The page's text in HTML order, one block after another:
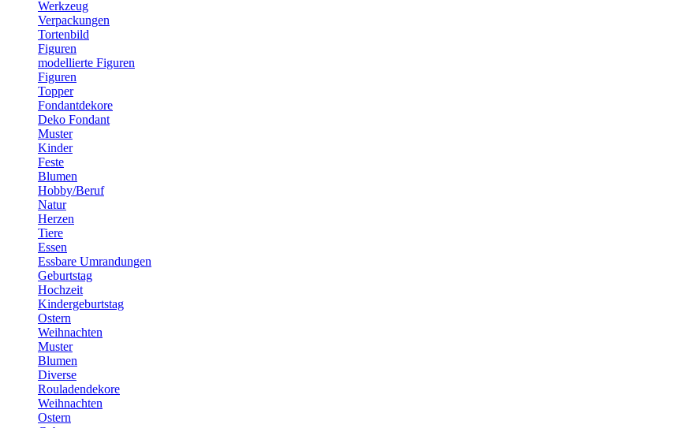
Werkzeug
Verpackungen
Tortenbild
Figuren
modellierte Figuren
Figuren
Topper
Fondantdekore
Deko Fondant
Muster
Kinder
Feste
Blumen
Hobby/Beruf
Natur
Herzen
Tiere
Essen
Essbare Umrandungen
Geburtstag
Hochzeit
Kindergeburtstag
Ostern
Weihnachten
Muster
Blumen
Diverse
Rouladendekore
Weihnachten
Ostern